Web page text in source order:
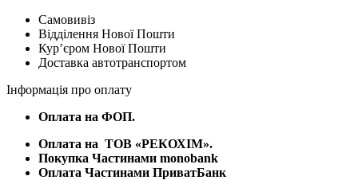
2,2
л/
год,
під
3х5мм,
2202L
Самовивіз
Відділення Нової Пошти
Курʼєром Нової Пошти
Доставка автотранспортом
Інформація про оплату
Оплата на ФОП.
Оплата на ТОВ «РЕКОХІМ».
Покупка Частинами monobank
Оплата Частинами ПриватБанк